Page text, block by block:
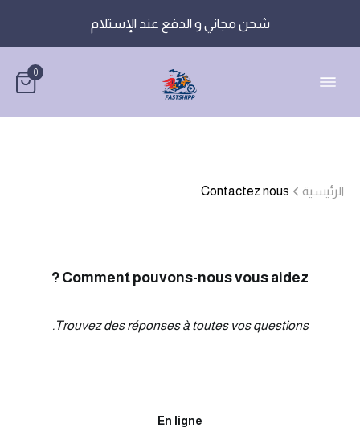
شحن مجاني و الدفع عند الإستلام
0
الرئيسية Contactez nous
Comment pouvons-nous vous aidez ?
Trouvez des réponses à toutes vos questions.
En ligne